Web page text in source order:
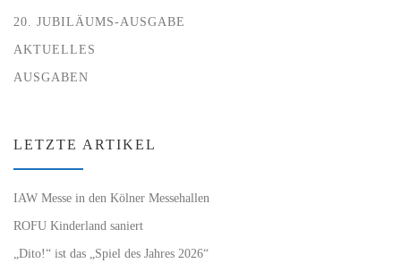
20. JUBILÄUMS-AUSGABE
AKTUELLES
AUSGABEN
LETZTE ARTIKEL
IAW Messe in den Kölner Messehallen
ROFU Kinderland saniert
„Dito!“ ist das „Spiel des Jahres 2026“